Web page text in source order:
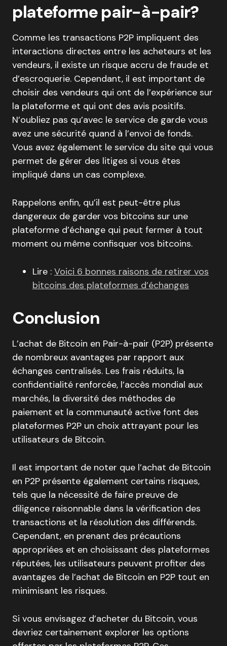
plateforme pair-à-pair?
Comme les transactions P2P impliquent des
interactions directes entre les acheteurs et les
vendeurs, il existe un risque accru de fraude et
d’escroquerie. Cependant, il est important de
choisir des vendeurs qui ont de l’expérience sur
la plateforme et qui ont des avis positifs.
N’oubliez pas qu’avec le service de garde vous
avez une sécurité quand à l’envoi de fonds.
Vous avez également le service du site qui vous
permet de gérer des litiges si vous êtes
impliqué dans un cas complexe.
Rappelons enfin, qu’il est peut-être plus
dangereux de garder vos bitcoins sur une
plateforme d’échange qui peut fermer à tout
moment ou même confisquer vos bitcoins.
Lire : Voici 6 bonnes raisons de retirer vos
bitcoins des plateformes d’échanges
Conclusion
L’achat de Bitcoin en Pair-à-pair (P2P) présente
de nombreux avantages par rapport aux
échanges centralisés. Les frais réduits, la
confidentialité renforcée, l’accès mondial aux
marchés, la diversité des méthodes de
paiement et la communauté active font des
plateformes P2P un choix attrayant pour les
utilisateurs de Bitcoin.
Il est important de noter que l’achat de Bitcoin
en P2P présente également certains risques,
tels que la nécessité de faire preuve de
diligence raisonnable dans la vérification des
transactions et la résolution des différends.
Cependant, en prenant des précautions
appropriées et en choisissant des plateformes
réputées, les utilisateurs peuvent profiter des
avantages de l’achat de Bitcoin en P2P tout en
minimisant les risques.
Si vous envisagez d’acheter du Bitcoin, vous
devriez certainement explorer les options